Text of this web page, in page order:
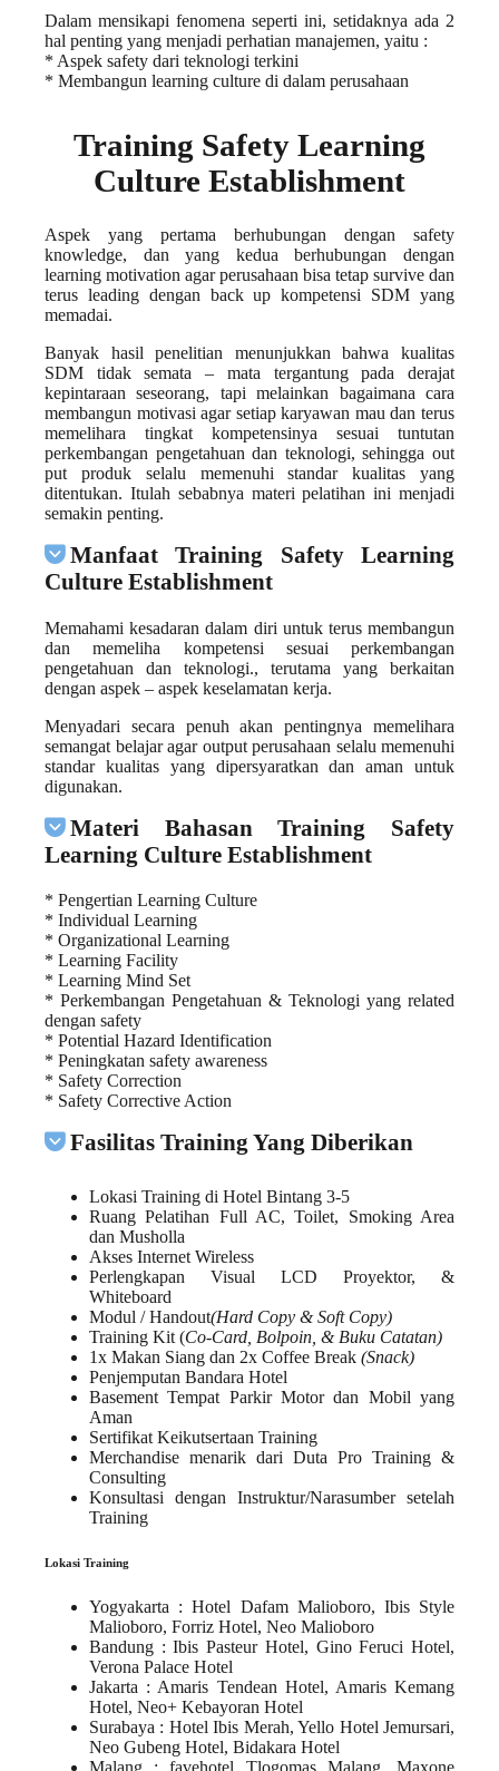
Dalam mensikapi fenomena seperti ini, setidaknya ada 2
hal penting yang menjadi perhatian manajemen, yaitu :
* Aspek safety dari teknologi terkini
* Membangun learning culture di dalam perusahaan
Training Safety Learning
Culture Establishment
Aspek yang pertama berhubungan dengan safety
knowledge, dan yang kedua berhubungan dengan
learning motivation agar perusahaan bisa tetap survive dan
terus leading dengan back up kompetensi SDM yang
memadai.
Banyak hasil penelitian menunjukkan bahwa kualitas
SDM tidak semata – mata tergantung pada derajat
kepintaraan seseorang, tapi melainkan bagaimana cara
membangun motivasi agar setiap karyawan mau dan terus
memelihara tingkat kompetensinya sesuai tuntutan
perkembangan pengetahuan dan teknologi, sehingga out
put produk selalu memenuhi standar kualitas yang
ditentukan. Itulah sebabnya materi pelatihan ini menjadi
semakin penting.
Manfaat Training Safety Learning
Culture Establishment
Memahami kesadaran dalam diri untuk terus membangun
dan memeliha kompetensi sesuai perkembangan
pengetahuan dan teknologi., terutama yang berkaitan
dengan aspek – aspek keselamatan kerja.
Menyadari secara penuh akan pentingnya memelihara
semangat belajar agar output perusahaan selalu memenuhi
standar kualitas yang dipersyaratkan dan aman untuk
digunakan.
Materi Bahasan Training Safety
Learning Culture Establishment
* Pengertian Learning Culture
* Individual Learning
* Organizational Learning
* Learning Facility
* Learning Mind Set
* Perkembangan Pengetahuan & Teknologi yang related
dengan safety
* Potential Hazard Identification
* Peningkatan safety awareness
* Safety Correction
* Safety Corrective Action
Fasilitas Training Yang Diberikan
Lokasi Training di Hotel Bintang 3-5
Ruang Pelatihan Full AC, Toilet, Smoking Area
dan Musholla
Akses Internet Wireless
Perlengkapan Visual LCD Proyektor, &
Whiteboard
Modul / Handout(Hard Copy & Soft Copy)
Training Kit (Co-Card, Bolpoin, & Buku Catatan)
1x Makan Siang dan 2x Coffee Break (Snack)
Penjemputan Bandara Hotel
Basement Tempat Parkir Motor dan Mobil yang
Aman
Sertifikat Keikutsertaan Training
Merchandise menarik dari Duta Pro Training &
Consulting
Konsultasi dengan Instruktur/Narasumber setelah
Training
Lokasi Training
Yogyakarta : Hotel Dafam Malioboro, Ibis Style
Malioboro, Forriz Hotel, Neo Malioboro
Bandung : Ibis Pasteur Hotel, Gino Feruci Hotel,
Verona Palace Hotel
Jakarta : Amaris Tendean Hotel, Amaris Kemang
Hotel, Neo+ Kebayoran Hotel
Surabaya : Hotel Ibis Merah, Yello Hotel Jemursari,
Neo Gubeng Hotel, Bidakara Hotel
Malang : favehotel Tlogomas Malang, Maxone